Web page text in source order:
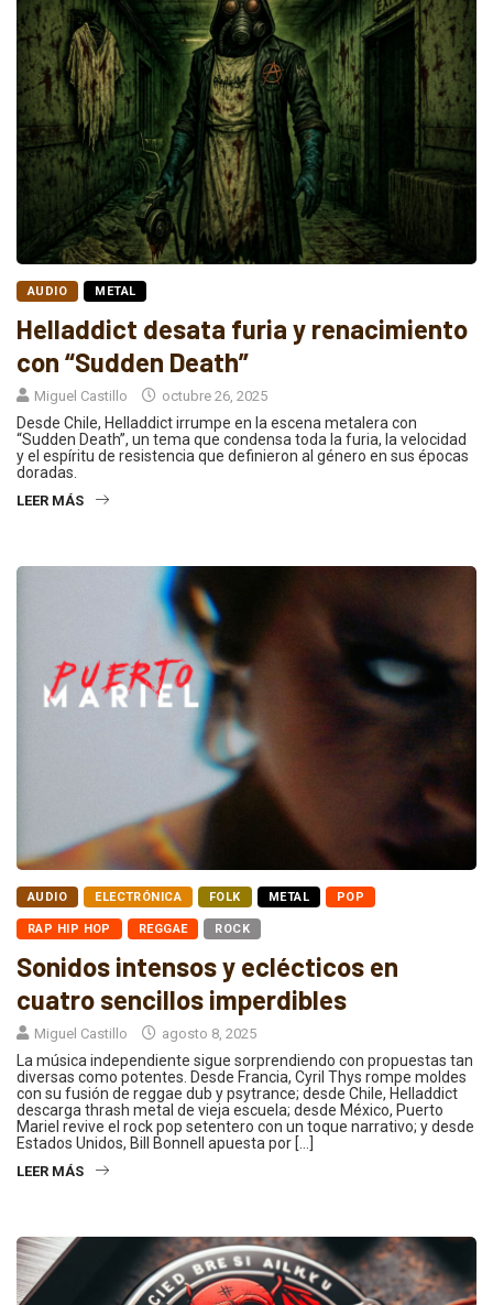
AUDIO METAL
Helladdict desata furia y renacimiento
con “Sudden Death”
Miguel Castillo octubre 26, 2025
Desde Chile, Helladdict irrumpe en la escena metalera con
“Sudden Death”, un tema que condensa toda la furia, la velocidad
y el espíritu de resistencia que definieron al género en sus épocas
doradas.
LEER MÁS
AUDIO ELECTRÓNICA FOLK METAL POP
RAP HIP HOP REGGAE ROCK
Sonidos intensos y eclécticos en
cuatro sencillos imperdibles
Miguel Castillo agosto 8, 2025
La música independiente sigue sorprendiendo con propuestas tan
diversas como potentes. Desde Francia, Cyril Thys rompe moldes
con su fusión de reggae dub y psytrance; desde Chile, Helladdict
descarga thrash metal de vieja escuela; desde México, Puerto
Mariel revive el rock pop setentero con un toque narrativo; y desde
Estados Unidos, Bill Bonnell apuesta por […]
LEER MÁS